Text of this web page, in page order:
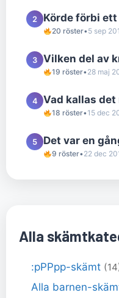
2 Körde förbi
20 röster•5 sep
3 Vilken del av
19 röster•28 maj
4 Vad kallas
18 röster•15 dec
5 Det var en
9 röster•22 dec
Alla
:pPPpp-skämt
Alla barnen-